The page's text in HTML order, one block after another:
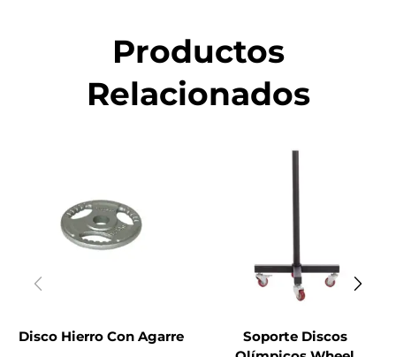
Productos
Relacionados
Disco Hierro Con Agarre
Soporte Discos